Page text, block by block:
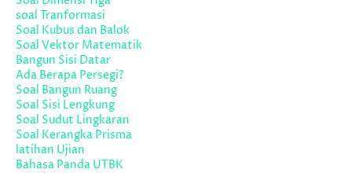
soal Tranformasi
Soal Kubus dan Balok
Soal Vektor Matematik
Bangun Sisi Datar
Ada Berapa Persegi?
Soal Bangun Ruang
Soal Sisi Lengkung
Soal Sudut Lingkaran
Soal Kerangka Prisma
latihan Ujian
Bahasa Panda UTBK